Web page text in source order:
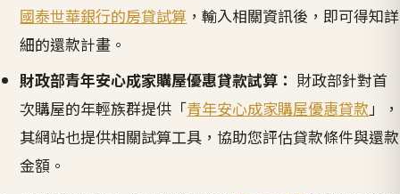
國泰世華銀行的房貸試算 ，輸入相關資訊後，即可得知詳
細的還款計畫。
財政部青年安心成家購屋優惠貸款試算： 財政部針對首
次購屋的年輕族群提供「青年安心成家購屋優惠貸款」，
其網站也提供相關試算工具，協助您評估貸款條件與還款
金額。